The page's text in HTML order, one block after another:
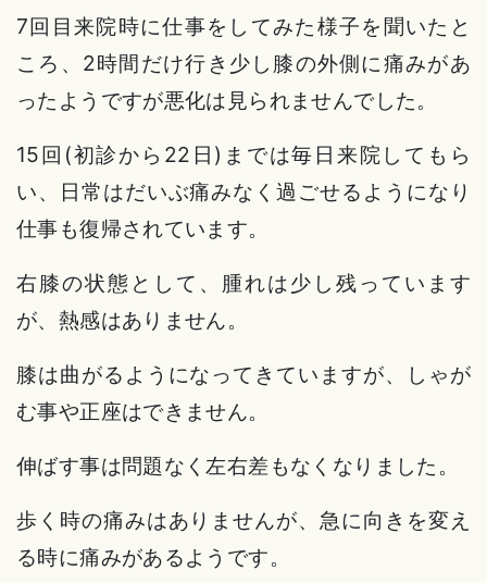
7回目来院時に仕事をしてみた様子を聞いたと
ころ、2時間だけ行き少し膝の外側に痛みがあ
ったようですが悪化は見られませんでした。
15回(初診から22日)までは毎日来院してもら
い、日常はだいぶ痛みなく過ごせるようになり
仕事も復帰されています。
右膝の状態として、腫れは少し残っています
が、熱感はありません。
膝は曲がるようになってきていますが、しゃが
む事や正座はできません。
伸ばす事は問題なく左右差もなくなりました。
歩く時の痛みはありませんが、急に向きを変え
る時に痛みがあるようです。